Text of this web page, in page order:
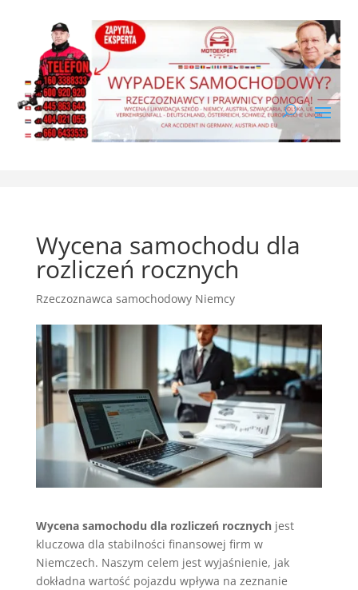
Wycena samochodu dla
rozliczeń rocznych
Rzeczoznawca samochodowy Niemcy
Wycena samochodu dla rozliczeń rocznychjest
kluczowa dla stabilności finansowej firm w
Niemczech. Naszym celem jest wyjaśnienie, jak
dokładna wartość pojazdu wpływa na zeznanie